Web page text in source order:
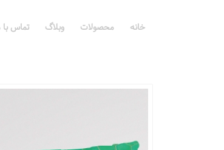
خانه محصولات وبلاگ تماس با